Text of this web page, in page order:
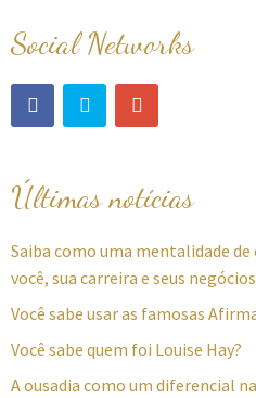
Social Networks
Últimas notícias
Saiba como uma mentalidade
você, sua carreira e seus negócios
Você sabe usar as famosas
Você sabe quem foi Louise Hay?
A ousadia como um diferencial